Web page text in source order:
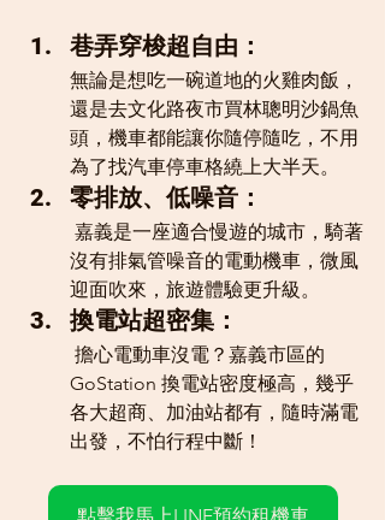
巷弄穿梭超自由：
無論是想吃一碗道地的火雞肉飯，
還是去文化路夜市買林聰明沙鍋魚
頭，機車都能讓你隨停隨吃，不用
為了找汽車停車格繞上大半天。
零排放、低噪音：
嘉義是一座適合慢遊的城市，騎著
沒有排氣管噪音的電動機車，微風
迎面吹來，旅遊體驗更升級。
換電站超密集：
擔心電動車沒電？嘉義市區的
GoStation 換電站密度極高，幾乎
各大超商、加油站都有，隨時滿電
出發，不怕行程中斷！